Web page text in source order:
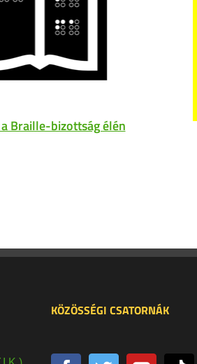
Braille-bizottság élén
KÖZÖSSÉGI CSATORNÁK